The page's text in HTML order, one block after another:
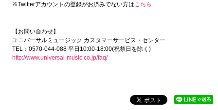
※Twitterアカウントの登録がお済みでない方は こちら
【お問い合わせ】
ユニバーサルミュージック カスタマーサービス・センター
TEL：0570-044-088 平日10:00-18:00(祝祭日を除く)
http://www.universal-music.co.jp/faq/